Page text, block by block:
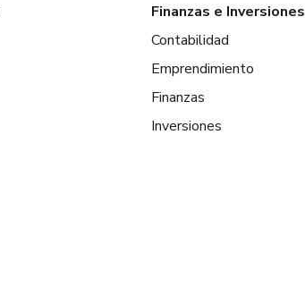
Finanzas e Inversiones
Contabilidad
Emprendimiento
Finanzas
Inversiones